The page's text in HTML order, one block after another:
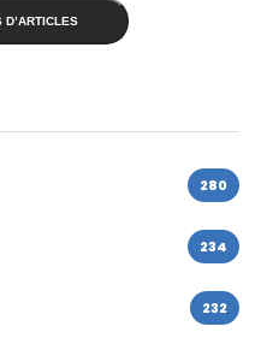
D’ARTICLES
280
234
232